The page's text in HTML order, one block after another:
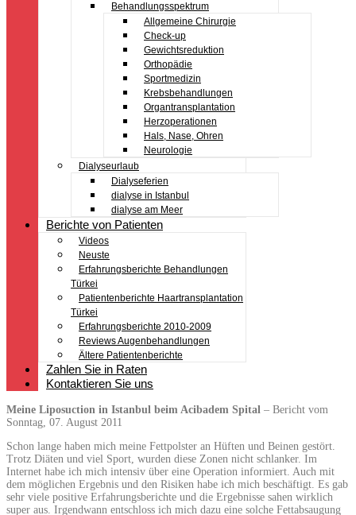
Behandlungsspektrum
Allgemeine Chirurgie
Check-up
Gewichtsreduktion
Orthopädie
Sportmedizin
Krebsbehandlungen
Organtransplantation
Herzoperationen
Hals, Nase, Ohren
Neurologie
Dialyseurlaub
Dialyseferien
dialyse in Istanbul
dialyse am Meer
Berichte von Patienten
Videos
Neuste
Erfahrungsberichte Behandlungen
Türkei
Patientenberichte Haartransplantation
Türkei
Erfahrungsberichte 2010-2009
Reviews Augenbehandlungen
Ältere Patientenberichte
Zahlen Sie in Raten
Kontaktieren Sie uns
Meine Liposuction in Istanbul beim Acibadem Spital – Bericht vom
Sonntag, 07. August 2011
Schon lange haben mich meine Fettpolster an Hüften und Beinen gestört.
Trotz Diäten und viel Sport, wurden diese Zonen nicht schlanker. Im
Internet habe ich mich intensiv über eine Operation informiert. Auch mit
dem möglichen Ergebnis und den Risiken habe ich mich beschäftigt. Es gab
sehr viele positive Erfahrungsberichte und die Ergebnisse sahen wirklich
super aus. Irgendwann entschloss ich mich dazu eine solche Fettabsaugung